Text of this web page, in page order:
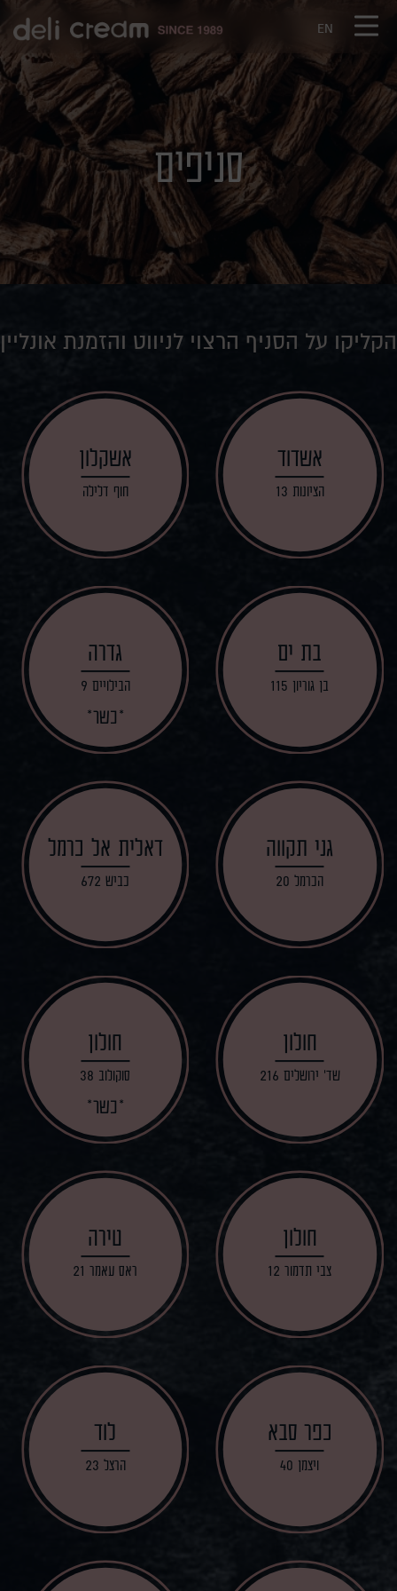
דלג לסרגל הניווט
דלג לתוכן
EN
סניפים
הקליקו על הסניף הרצוי לניווט והזמנת אונליין
אשדוד
הציונות 13
אשקלון
חוף דלילה
בת ים
בן גוריון 115
גדרה
הבילויים 9
כשר
גני תקווה
הכרמל 20
דאלית אל כרמל
כביש 672
חולון
שד' ירושלים 216
חולון
סוקולוב 38
כשר
חולון
צבי תדמור 12
טירה
ראס עאמר 21
כפר סבא
ויצמן 40
לוד
הרצל 23